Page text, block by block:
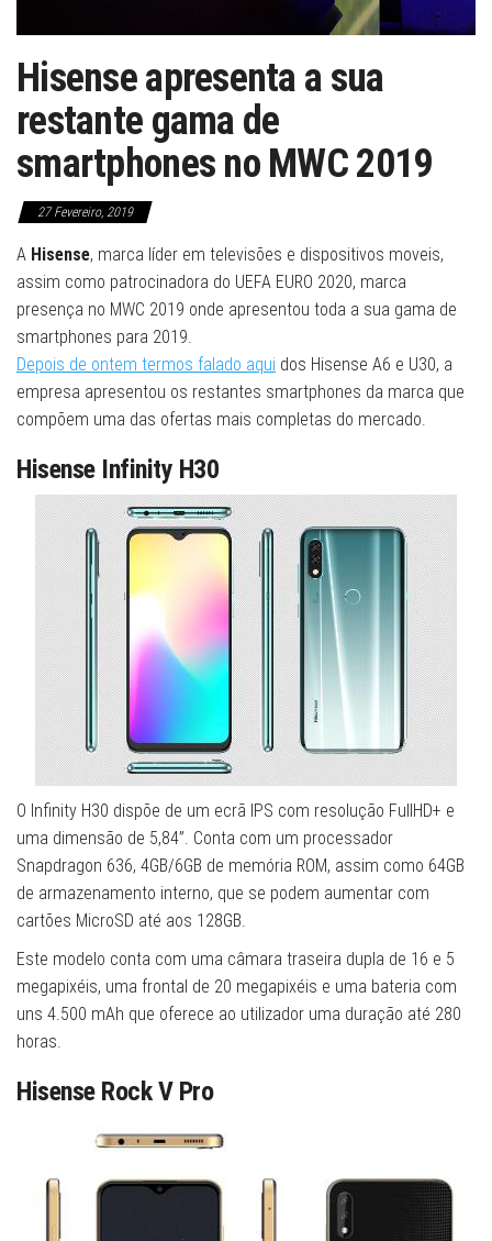
Hisense apresenta a sua
restante gama de
smartphones no MWC 2019
27 Fevereiro, 2019
A Hisense, marca líder em televisões e dispositivos moveis,
assim como patrocinadora do UEFA EURO 2020, marca
presença no MWC 2019 onde apresentou toda a sua gama de
smartphones para 2019.
Depois de ontem termos falado aqui dos Hisense A6 e U30, a
empresa apresentou os restantes smartphones da marca que
compõem uma das ofertas mais completas do mercado.
Hisense Infinity H30
O Infinity H30 dispõe de um ecrã IPS com resolução FullHD+ e
uma dimensão de 5,84”. Conta com um processador
Snapdragon 636, 4GB/6GB de memória ROM, assim como 64GB
de armazenamento interno, que se podem aumentar com
cartões MicroSD até aos 128GB.
Este modelo conta com uma câmara traseira dupla de 16 e 5
megapixéis, uma frontal de 20 megapixéis e uma bateria com
uns 4.500 mAh que oferece ao utilizador uma duração até 280
horas.
Hisense Rock V Pro